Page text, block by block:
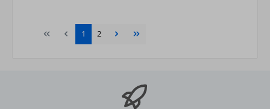
Seite
1 Seite
2